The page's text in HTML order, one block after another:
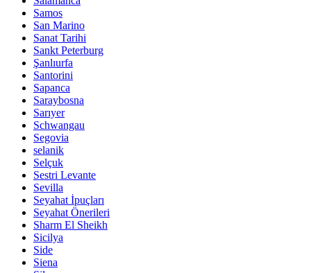
Samos
San Marino
Sanat Tarihi
Sankt Peterburg
Şanlıurfa
Santorini
Sapanca
Saraybosna
Sarıyer
Schwangau
Segovia
selanik
Selçuk
Sestri Levante
Sevilla
Seyahat İpuçları
Seyahat Önerileri
Sharm El Sheikh
Sicilya
Side
Siena